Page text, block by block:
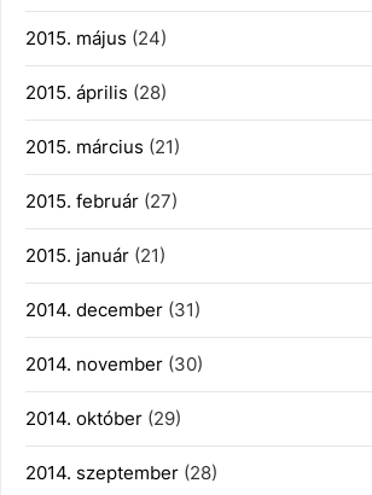
2015. május (24)
2015. április (28)
2015. március (21)
2015. február (27)
2015. január (21)
2014. december (31)
2014. november (30)
2014. október (29)
2014. szeptember (28)